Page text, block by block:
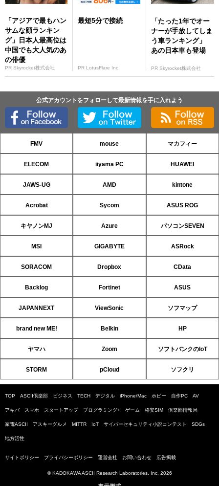
「アジアで最もハン
サムな顔ランキン
グ」日本人最高位は
中国でも大人気のあ
の俳優
PR Skyrocket株式会社
最短5分で接続
PR LotusFlare Inc
「たった1年でオー
ナーが手放してしま
う車ランキング」
あの日本車も登場
PR Skyrocket株式会社
公式アカウントをフォローして最新情報を手に入れよう
FMV mouse マカフィー
ELECOM iiyama PC HUAWEI
JAWS-UG AMD kintone
Acrobat Sycom ASUS ROG
キヤノンMJ Azure パソコンSEVEN
MSI GIGABYTE ASRock
SORACOM Dropbox CData
Backlog Fortinet ASUS
JAPANNEXT ViewSonic ソフマップ
brand new ME! Belkin HP
ヤマハ Zoom ソフトバンクのIoT
STORM pCloud ソフクリ
TOP ASCII倶楽部 ビジネス TECH デジタル iPhone/Mac ホビー 自作PC AV
アキバ スマホ スタートアップ プログラミング+ ゲーム 格安SIM 倶楽部情報局
家電ASCII アスキーグルメ MITTR IoT サイバーセキュリティ小説コンテスト SDGs
地方活性
サイトポリシー プライバシーポリシー 運営会社 お問い合わせ 広告掲載
© KADOKAWA ASCII Research Laboratories, Inc. 2026